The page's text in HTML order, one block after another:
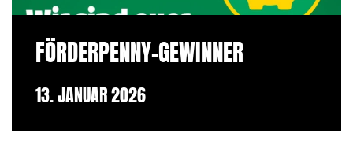
FÖRDERPENNY-GEWINNER
13. JANUAR 2026